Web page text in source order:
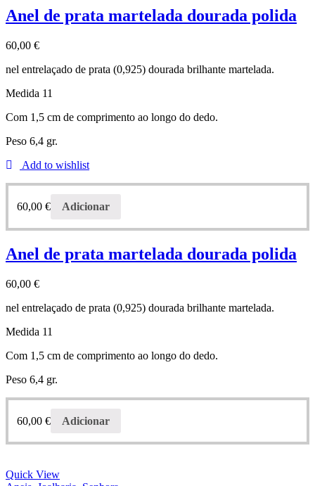
Anel de prata martelada dourada polida
60,00 €
nel entrelaçado de prata (0,925) dourada brilhante martelada.
Medida 11
Com 1,5 cm de comprimento ao longo do dedo.
Peso 6,4 gr.
Add to wishlist
60,00 € Adicionar
Anel de prata martelada dourada polida
60,00 €
nel entrelaçado de prata (0,925) dourada brilhante martelada.
Medida 11
Com 1,5 cm de comprimento ao longo do dedo.
Peso 6,4 gr.
60,00 € Adicionar
Quick View